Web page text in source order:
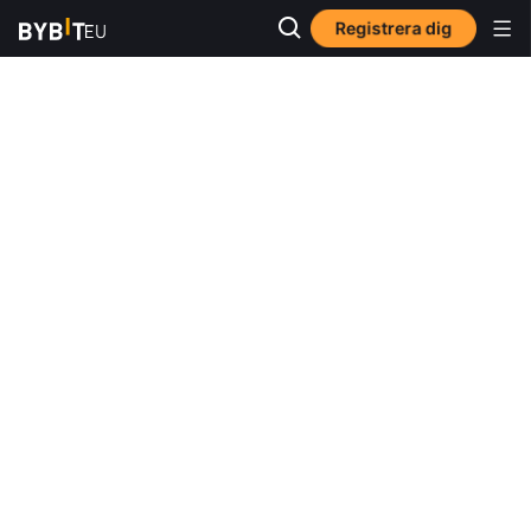
Registrera dig